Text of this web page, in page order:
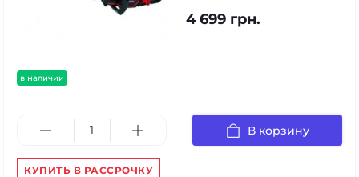
в наличии
4 699 грн.
В корзину
КУПИТЬ В РАССРОЧКУ